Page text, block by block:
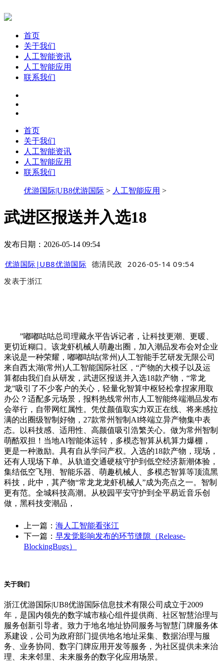
首页
关于我们
人工智能资讯
人工智能应用
联系我们
首页
关于我们
人工智能资讯
人工智能应用
联系我们
优游国际|UB8优游国际 > 人工智能应用 >
武进区报送并入选18
发布日期：2026-05-14 09:54
优游国际|UB8优游国际 德清民政
2026-05-14 09:54
发表于浙江
”嘟嘟咕咕总司理藏永平告诉记者，让科技更潮、更暖、
更切近糊口。该龙虾机械人萌趣出圈，加入潮品发布会对企业
来说是一种荣耀，嘟嘟咕咕(常州)人工智能手艺研发无限公司
来自西太湖(常州)人工智能国际社区，“产物的大模子以及运
算都由我们自从研发，武进区报送并入选18款产物，“常龙
龙”吸引了不少客户的关心，轻量化智算中枢轻松拿捏家用取
办公？适配多元场景，报料热线常州市人工智能终端潮品发布
会举行，自带网红属性。凭仗颜值取实力双正在线、将来感拉
满的出圈级智制好物，27款常州智制AI终端立异产物集中表
态。以科技感、适用性、高颜值吸引浩繁关心。做为常州智制
萌酷双担！当地AI智能体运转，多模态智算从机算力爆棚，
更是一种激励。具有自从学问产权。入选的18款产物，现场，
还有人现场下单。从轨道交通硬核守护到低空经济新潮体验，
集结低空飞翔、智能乐器、萌趣机械人、多模态智算等顶流黑
科技，此中，其产物“常龙龙龙虾机械人”成为亮点之一。智制
更有范。全城科技高潮。从校园平安守护到全平易近音乐创
做，黑科技变潮品，
上一篇： 海人工智能看张江
下一篇： 早发觉影响发布的环节缝隙（Release-
BlockingBugs）
关于我们
浙江优游国际|UB8优游国际信息技术有限公司成立于2009
年，是国内领先的数字城市核心组件提供商、社区智慧治理与
服务创新引导者。致力于地名地址协同服务与智慧门牌服务体
系建设，公司为政府部门提供地名地址采集、数据治理与服
务、业务协同、数字门牌应用开发等服务，为社区提供未来治
理、未来邻里、未来服务的数字化应用场景。